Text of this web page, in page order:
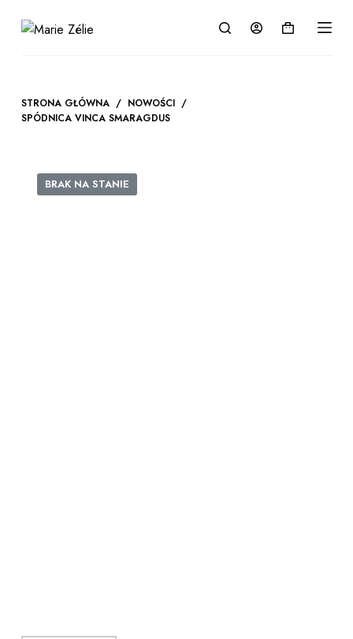
P
d
Koszyk
STRONA GŁÓWNA / NOWOŚCI /
SPÓDNICA VINCA SMARAGDUS
BRAK NA STANIE